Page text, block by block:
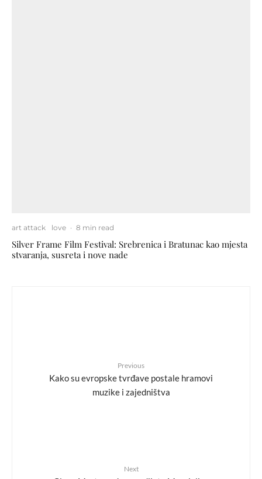
art attack love · 8 min read
Silver Frame Film Festival: Srebrenica i Bratunac kao mjesta
stvaranja, susreta i nove nade
Previous
Kako su evropske tvrđave postale hramovi
muzike i zajedništva
Next